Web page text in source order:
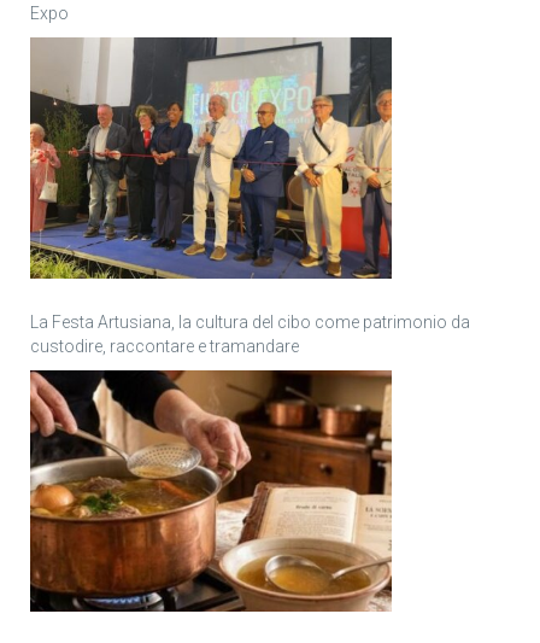
Expo
La Festa Artusiana, la cultura del cibo come patrimonio da
custodire, raccontare e tramandare